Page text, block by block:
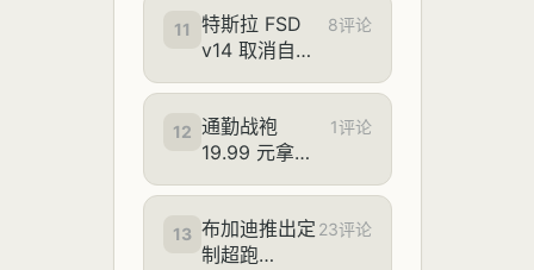
11
特斯拉 FSD
v14 取消自定
警方拦停后司
机辩称是“自动
驾驶”
8评论
12 通勤战袍
19.99 元拿
恤破冰新低，
外穿打底四季
1评论
13 布加迪推出定
制超跑
23评论